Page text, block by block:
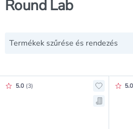
Round Lab
Termékek szűrése és rendezés
Értékelés pontszáma:
5.0 (3)
Mentés
5.0